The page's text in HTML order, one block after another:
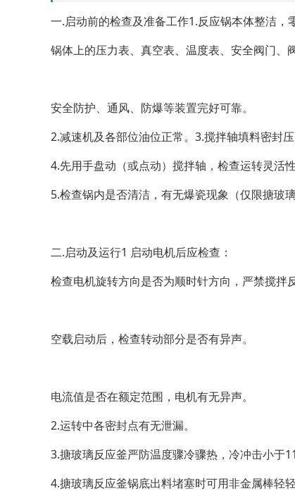
一.启动前的检查及准备工作1.反应锅本体整洁，
锅体上的压力表、真空表、温度表、安全阀门、
安全防护、通风、防爆等装置完好可靠。
2.减速机及各部位油位正常。3.搅拌轴填料密封压
4.先用手盘动（或点动）搅拌轴，检查运转灵活
5.检查锅内是否清洁，有无爆瓷现象（仅限搪玻璃
二.启动及运行1 启动电机后应检查：
检查电机旋转方向是否为顺时针方向，严禁搅拌
空载启动后，检查转动部分是否有异声。
电流值是否在额定范围，电机有无异声。
2.运转中各密封点有无泄漏。
3.搪玻璃反应釜严防温度骤冷骤热，冷冲击小于
4.搪玻璃反应釜锅底出料堵塞时可用非金属棒轻